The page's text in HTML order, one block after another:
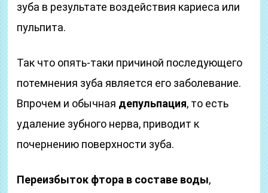
зуба в результате воздействия кариеса или
пульпита.
Так что опять-таки причиной последующего
потемнения зуба является его заболевание.
Впрочем и обычная депульпация, то есть
удаление зубного нерва, приводит к
почернению поверхности зуба.
Переизбыток фтора в составе воды,